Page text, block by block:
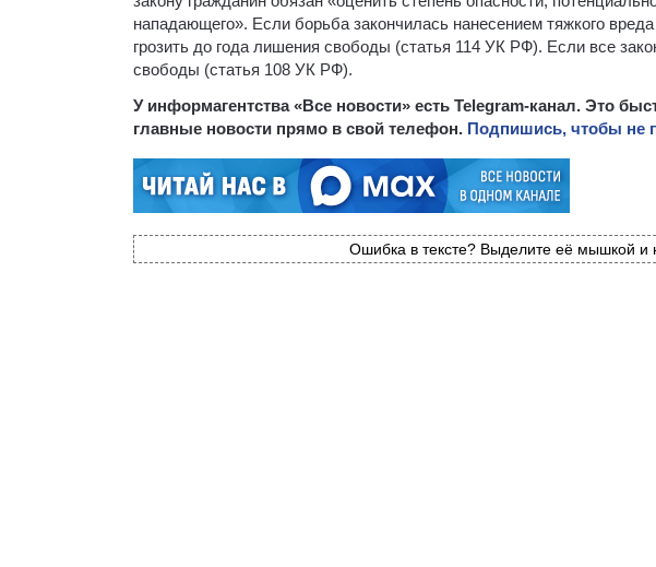
нападающего». Если борьба закончилась нанесением тяжкого
грозить до года лишения свободы (статья 114 УК РФ). Если все
свободы (статья 108 УК РФ).
У информагентства «Все новости» есть Telegram-канал. Это
главные новости прямо в свой телефон. Подпишись, чтобы не
Ошибка в тексте? Выделите её мышкой и